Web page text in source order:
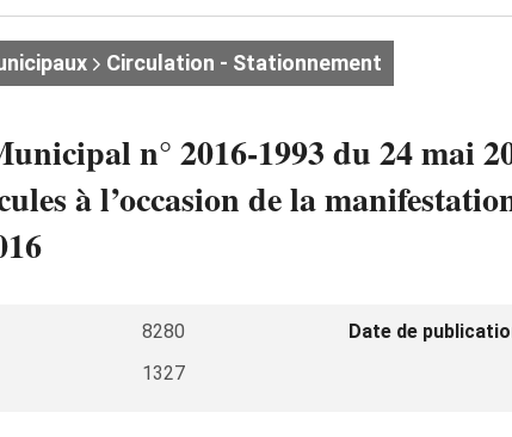
Circulation - Stationnement
n° 2016-1993 du 24 mai
à l’occasion de la
8280 Date de
1327